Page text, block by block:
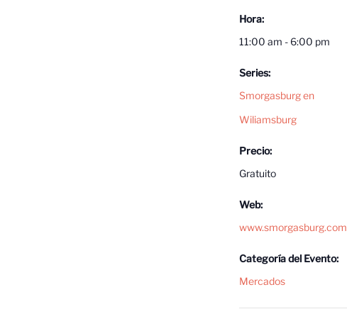
Hora:
11:00 am - 6:00 pm
Series:
Smorgasburg en
Wiliamsburg
Precio:
Gratuito
Web:
www.smorgasburg.com
Categoría del Evento:
Mercados